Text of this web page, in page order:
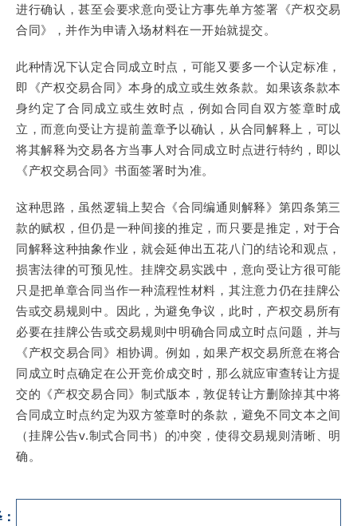
进行确认，甚至会要求意向受让方事先单方签署《产权交易
合同》，并作为申请入场材料在一开始就提交。
此种情况下认定合同成立时点，可能又要多一个认定标准，
即《产权交易合同》本身的成立或生效条款。如果该条款本
身约定了合同成立或生效时点，例如合同自双方签章时成
立，而意向受让方提前盖章予以确认，从合同解释上，可以
将其解释为交易各方当事人对合同成立时点进行特约，即以
《产权交易合同》书面签署时为准。
这种思路，虽然逻辑上契合《合同编通则解释》第四条第三
款的赋权，但仍是一种间接的推定，而只要是推定，对于合
同解释这种抽象作业，就会延伸出五花八门的结论和观点，
损害法律的可预见性。挂牌交易实践中，意向受让方很可能
只是把单章合同当作一种流程性材料，其注意力仍在挂牌公
告或交易规则中。因此，为避免争议，此时，产权交易所有
必要在挂牌公告或交易规则中明确合同成立时点问题，并与
《产权交易合同》相协调。例如，如果产权交易所意在将合
同成立时点确定在公开竞价成交时，那么就应审查转让方提
交的《产权交易合同》制式版本，敦促转让方删除掉其中将
合同成立时点约定为双方签章时的条款，避免不同文本之间
（挂牌公告v.制式合同书）的冲突，使得交易规则清晰、明
确。